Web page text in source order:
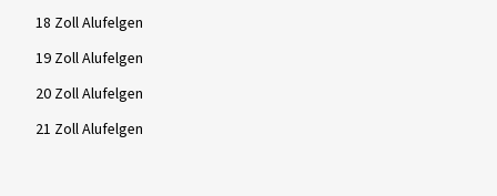
18 Zoll Alufelgen
19 Zoll Alufelgen
20 Zoll Alufelgen
21 Zoll Alufelgen